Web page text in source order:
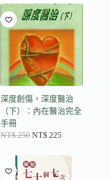
深度創傷，深度醫治
（下）：內在醫治完全
手冊
NT$250 NT$ 225